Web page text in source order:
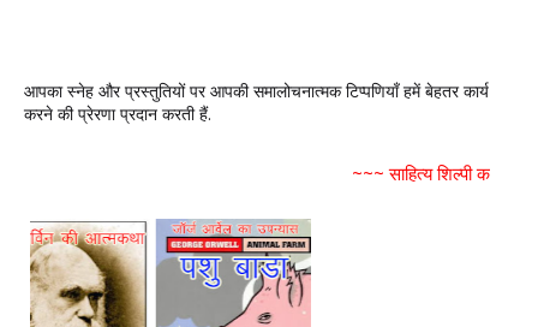
आपका स्नेह और प्रस्तुतियों पर आपकी समालोचनात्मक टिप्पणियाँ हमें बेहतर कार्य
करने की प्रेरणा प्रदान करती हैं.
~~~ साहित्य शिल्पी का